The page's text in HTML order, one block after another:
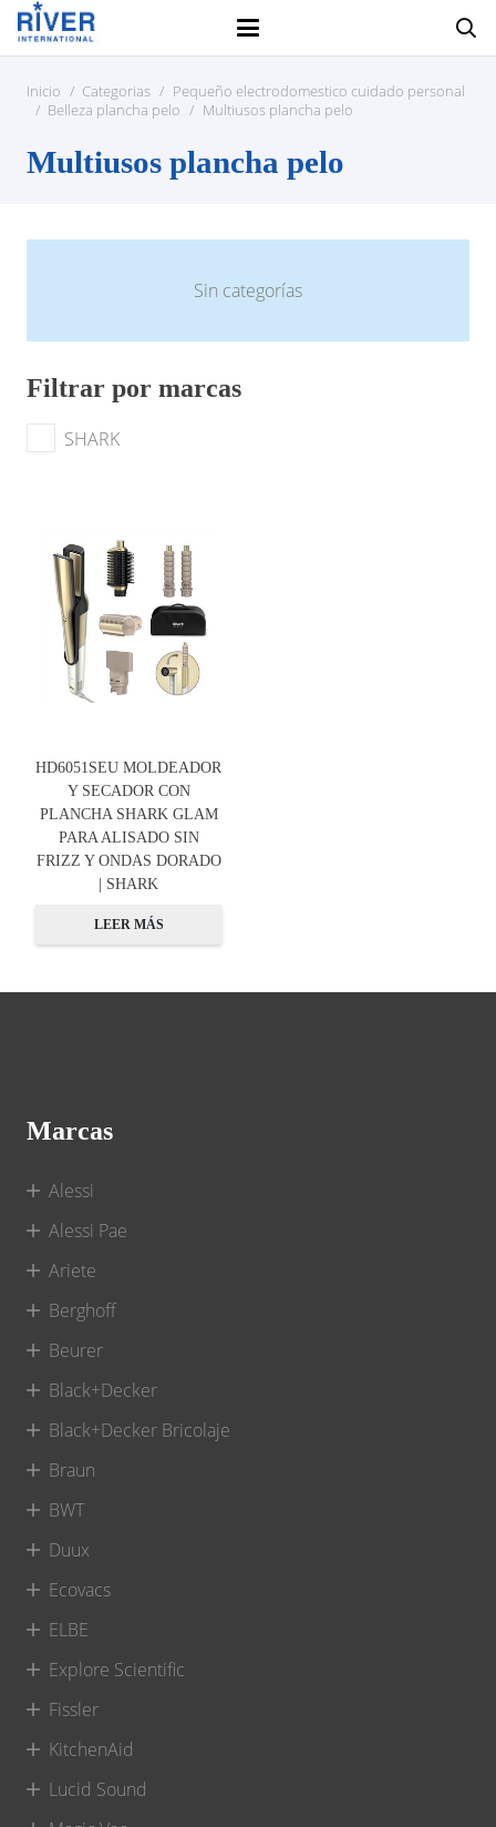
Inicio / Categorias / Pequeño electrodomestico cuidado personal
/ Belleza plancha pelo / Multiusos plancha pelo
Multiusos plancha pelo
Sin categorías
Filtrar por marcas
SHARK
HD6051SEU MOLDEADOR
Y SECADOR CON
PLANCHA SHARK GLAM
PARA ALISADO SIN
FRIZZ Y ONDAS DORADO
| SHARK
LEER MÁS
Marcas
Alessi
Alessi Pae
Ariete
Berghoff
Beurer
Black+Decker
Black+Decker Bricolaje
Braun
BWT
Duux
Ecovacs
ELBE
Explore Scientific
Fissler
KitchenAid
Lucid Sound